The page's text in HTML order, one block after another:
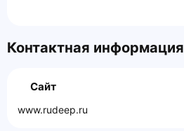
Контактная информация
Сайт
www.rudeep.ru